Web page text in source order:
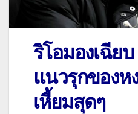
ริโอมองเฉีย
แนวรุกของห
เหี้ยมสุดๆ